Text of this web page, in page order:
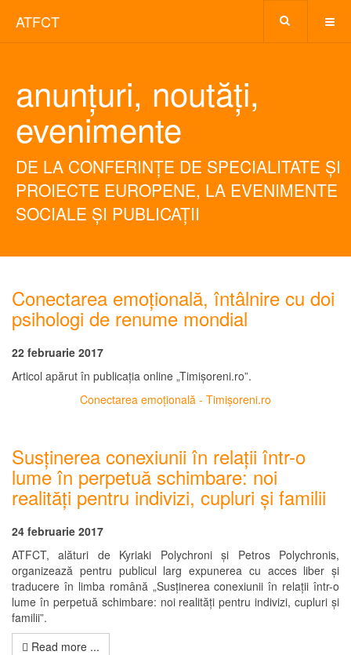
ATFCT
anunțuri, noutăți,
evenimente
DE LA CONFERINȚE DE SPECIALITATE ȘI
PROIECTE EUROPENE, LA EVENIMENTE
SOCIALE ȘI PUBLICAȚII
Conectarea emoțională, întâlnire cu doi
psihologi de renume mondial
22 februarie 2017
Articol apărut în publicația online „Timișoreni.ro”.
Conectarea emoțională - Timișoreni.ro
Susținerea conexiunii în relații într-o
lume în perpetuă schimbare: noi
realități pentru indivizi, cupluri și familii
24 februarie 2017
ATFCT, alături de Kyriaki Polychroni și Petros Polychronis,
organizează pentru publicul larg expunerea cu acces liber și
traducere în limba română „Susținerea conexiunii în relații într-o
lume în perpetuă schimbare: noi realități pentru indivizi, cupluri și
familii”.
Read more ...